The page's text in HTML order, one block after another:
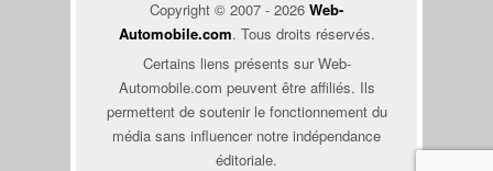
Copyright © 2007 - 2026 Web-
Automobile.com. Tous droits réservés.
Certains liens présents sur Web-
Automobile.com peuvent être affiliés. Ils
permettent de soutenir le fonctionnement du
média sans influencer notre indépendance
éditoriale.